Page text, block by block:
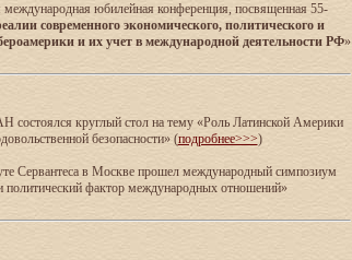
международная юбилейная конференция, посвященная 55-
современного экономического, политического и
и их учет в международной деятельности РФ»
состоялся круглый стол на тему «Роль Латинской Америки
безопасности» (подробнее>>>)
Сервантеса в Москве прошел международный симпозиум
политический фактор международных отношений»